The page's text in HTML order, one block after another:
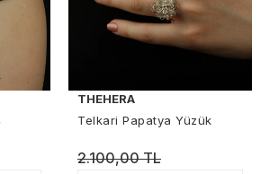
THEHERA
Telkari Papatya Yüzük
2.100,00 TL